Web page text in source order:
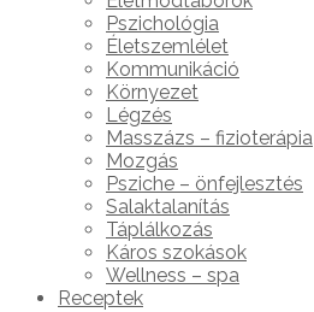
Pszichológia
Életszemlélet
Kommunikáció
Környezet
Légzés
Masszázs – fizioterápia
Mozgás
Psziche – önfejlesztés
Salaktalanítás
Táplálkozás
Káros szokások
Wellness – spa
Receptek